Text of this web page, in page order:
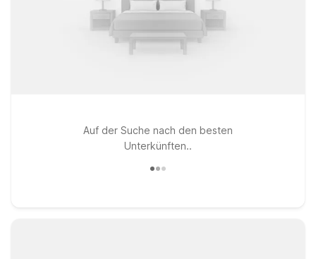
Auf der Suche nach den besten
Unterkünften..